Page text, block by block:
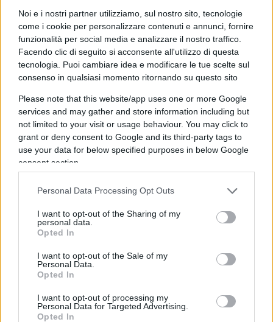
Noi e i nostri partner utilizziamo, sul nostro sito, tecnologie
come i cookie per personalizzare contenuti e annunci, fornire
funzionalità per social media e analizzare il nostro traffico.
Facendo clic di seguito si acconsente all'utilizzo di questa
tecnologia. Puoi cambiare idea e modificare le tue scelte sul
consenso in qualsiasi momento ritornando su questo sito
Please note that this website/app uses one or more Google
services and may gather and store information including but
not limited to your visit or usage behaviour. You may click to
grant or deny consent to Google and its third-party tags to
use your data for below specified purposes in below Google
consent section.
Personal Data Processing Opt Outs
I want to opt-out of the Sharing of my
personal data.
Opted In
I want to opt-out of the Sale of my
Personal Data.
Opted In
I want to opt-out of processing my
Personal Data for Targeted Advertising.
Opted In
stato direttamente il presidente Zelensky, in
un’intervista all’emittente pubblica finlandeseYle
Il tutto, però, dipenderà dalle forniture e dall’invio
di armi da parte degli Stati atlantici. In particolare,
buona aviazione e missili a lungo raggio. Nel
attacchi in queste ultime ore. Nella città di
Sebastopoli, per esempio, un tank di carburante
è andato in fiammeieri notte a causa di un
probabile attacco di un drone ucraino, con le
fiamme che si sono estese a un’area di mille metri
quadrati.
Per approfondire:
Ecco perché è un errore fidarsi della Cina come
mediatore in Ucraina
Perché il governo Meloni fa bene a puntare
sulla ricostruzione dell’Ucraina